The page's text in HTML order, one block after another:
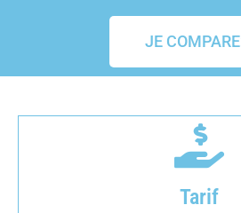
JE COMPARE
Tarif